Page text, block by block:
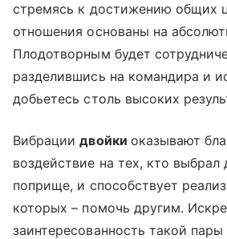
стремясь к достижению общих
отношения основаны на
Плодотворным будет
разделившись на командира и
добьетесь столь высоких
Вибрациидвойки оказывают
воздействие на тех, кто выбрал
поприще, и способствует
которых – помочь другим.
заинтересованность такой пары